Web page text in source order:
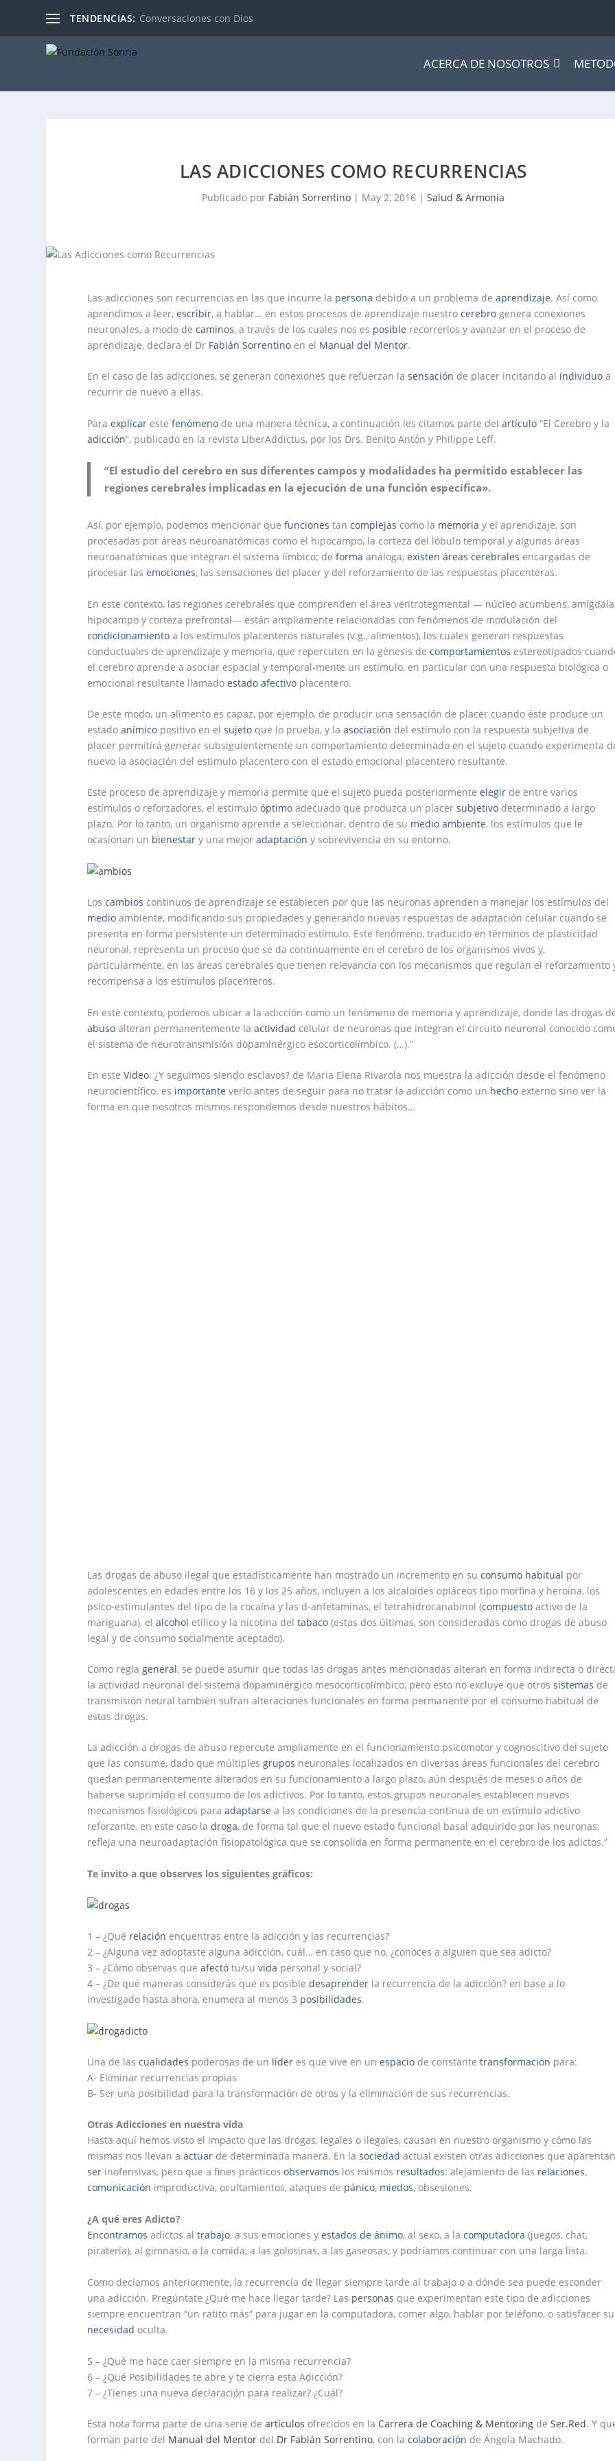
TENDENCIAS: Conversaciones con Dios
ACERCA DE NOSOTROS
LAS ADICCIONES COMO RECURRENCIAS
Publicado por Fabián Sorrentino | May 2, 2016 |Salud & Armonía
Las adicciones son recurrencias en las que incurre la persona debido a un problema deaprendizaje. Así como
aprendimos a leer,escribir, a hablar… en estos procesos de aprendizaje nuestrocerebro genera conexiones
neuronales, a modo decaminos, a través de los cuales nos es posible recorrerlos y avanzar en el proceso de
aprendizaje, declara el Dr Fabián Sorrentino en el Manual del Mentor.
En el caso de las adicciones, se generan conexiones que refuerzan lasensación de placer incitando al individuo a
recurrir de nuevo a ellas.
Paraexplicar estefenómeno de una manera técnica, a continuación les citamos parte delartículo “El Cerebro y la
adicción”, publicado en la revista LiberAddictus, por los Drs. Benito Antón y Philippe Leff.
“El estudio del cerebro en sus diferentes campos y modalidades ha permitido establecer las
regiones cerebrales implicadas en la ejecución de una función específica».
Así, por ejemplo, podemos mencionar quefunciones tancomplejas como la memoria y el aprendizaje, son
procesadas por áreas neuroanatómicas como el hipocampo, la corteza del lóbulo temporal y algunas áreas
neuroanatómicas que integran el sistema límbico; deforma análoga,existen áreas cerebrales encargadas de
procesar lasemociones, las sensaciones del placer y del reforzamiento de las respuestas placenteras.
En este contexto, las regiones cerebrales que comprenden el área ventrotegmental — núcleo acumbens,
hipocampo y corteza prefrontal— están ampliamente relacionadas con fenómenos de modulación del
condicionamiento a los estímulos placenteros naturales (v.g., alimentos), los cuales generan respuestas
conductuales de aprendizaje y memoria, que repercuten en la génesis decomportamientos estereotipados
el cerebro aprende a asociar espacial y temporal-mente un estímulo, en particular con una respuesta biológica o
emocional resultante llamadoestado afectivo placentero.
De este modo, un alimento es capaz, por ejemplo, de producir una sensación de placer cuando éste produce un
estadoanímico positivo en elsujeto que lo prueba, y laasociación del estímulo con la respuesta subjetiva de
placer permitirá generar subsiguientemente un comportamiento determinado en el sujeto cuando experimenta
nuevo la asociación del estimulo placentero con el estado emocional placentero resultante.
Este proceso de aprendizaje y memoria permite que el sujeto pueda posteriormenteelegir de entre varios
estímulos o reforzadores, el estimuloóptimo adecuado que produzca un placersubjetivo determinado a largo
plazo. Por lo tanto, un organismo aprende a seleccionar, dentro de su medio ambiente, los estímulos que le
ocasionan un bienestar y una mejoradaptación y sobrevivencia en su entorno.
Loscambios continuos de aprendizaje se establecen por que las neuronas aprenden a manejar los estímulos del
medio ambiente, modificando sus propiedades y generando nuevas respuestas de adaptación celular cuando se
presenta en forma persistente un determinado estímulo. Este fenómeno, traducido en términos de plasticidad
neuronal, representa un proceso que se da continuamente en el cerebro de los organismos vivos y,
particularmente, en las áreas cerebrales que tienen relevancia con los mecanismos que regulan el reforzamiento
recompensa a los estímulos placenteros.
En este contexto, podemos ubicar a la adicción como un fenómeno de memoria y aprendizaje, donde las drogas
abuso alteran permanentemente laactividad celular de neuronas que integran el circuito neuronal conocido
el sistema de neurotransmisión dopaminérgico esocorticolímbico. (…).”
En esteVideo: ¿Y seguimos siendo esclavos? de Maria Elena Rivarola nos muestra la adicción desde el fenómeno
neurocientífico. es importante verlo antes de seguir para no tratar la adicción como un hecho externo sino ver la
forma en que nosotros mismos respondemos desde nuestros hábitos…
Las drogas de abuso ilegal que estadísticamente han mostrado un incremento en suconsumo habitual por
adolescentes en edades entre los 16 y los 25 años, incluyen a los alcaloides opiáceos tipo morfina y heroína, los
psico-estimulantes del tipo de la cocaína y las d-anfetaminas, el tetrahidrocanabinol (compuesto activo de la
mariguana), elalcohol etílico y la nicotina deltabaco (estas dos últimas, son consideradas como drogas de abuso
legal y de consumo socialmente aceptado).
Como reglageneral, se puede asumir que todas las drogas antes mencionadas alteran en forma indirecta o
la actividad neuronal del sistema dopaminérgico mesocorticolímbico, pero esto no excluye que otrossistemas de
transmisión neural también sufran alteraciones funcionales en forma permanente por el consumo habitual de
estas drogas.
La adicción a drogas de abuso repercute ampliamente en el funcionamiento psicomotor y cognoscitivo del sujeto
que las consume, dado que múltiplesgrupos neuronales localizados en diversas áreas funcionales del cerebro
quedan permanentemente alterados en su funcionamiento a largo plazo, aún después de meses o años de
haberse suprimido el consumo de los adictivos. Por lo tanto, estos grupos neuronales establecen nuevos
mecanismos fisiológicos paraadaptarse a las condiciones de la presencia continua de un estímulo adictivo
reforzante, en este caso ladroga, de forma tal que el nuevo estado funcional basal adquirido por las neuronas,
refleja una neuroadaptación fisiopatológica que se consolida en forma permanente en el cerebro de los adictos.”
Te invito a que observes los siguientes gráficos:
1 – ¿Qué relación encuentras entre la adicción y las recurrencias?
2 – ¿Alguna vez adoptaste alguna adicción, cuál… en caso que no, ¿conoces a alguien que sea adicto?
3 – ¿Cómo observas queafectó tu/suvida personal y social?
4 – ¿De qué maneras considerás que es posibledesaprender la recurrencia de la adicción? en base a lo
investigado hasta ahora, enumera al menos 3 posibilidades.
Una de lascualidades poderosas de un líder es que vive en unespacio de constantetransformación para:
A- Eliminar recurrencias propias
B- Ser una posibilidad para la transformación de otros y la eliminación de sus recurrencias.
Otras Adicciones en nuestra vida
Hasta aquí hemos visto el impacto que las drogas, legales o ilegales, causan en nuestro organismo y cómo las
mismas nos llevan aactuar de determinada manera. En lasociedad actual existen otras adicciones que
ser inofensivas, pero que a fines prácticosobservamos los mismos resultados: alejamiento de las relaciones,
comunicación improductiva, ocultamientos, ataques de pánico, miedos, obsesiones.
¿A qué eres Adicto?
Encontramos adictos altrabajo, a sus emociones yestados de ánimo, al sexo, a lacomputadora (juegos, chat,
piratería), al gimnasio, a la comida, a las golosinas, a las gaseosas, y podríamos continuar con una larga lista.
Como decíamos anteriormente, la recurrencia de llegar siempre tarde al trabajo o a dónde sea puede esconder
una adicción. Pregúntate ¿Qué me hace llegar tarde? Las personas que experimentan este tipo de adicciones
siempre encuentran “un ratito más” para jugar en la computadora, comer algo, hablar por teléfono, o satisfacer su
necesidad oculta.
5 – ¿Qué me hace caer siempre en la misma recurrencia?
6 – ¿Qué Posibilidades te abre y te cierra esta Adicción?
7 – ¿Tienes una nueva declaración para realizar? ¿Cuál?
Esta nota forma parte de una serie deartículos ofrecidos en la Carrera de Coaching & Mentoring deSer.Red. Y
forman parte del Manual del Mentor del Dr Fabián Sorrentino, con lacolaboración de Ángela Machado.